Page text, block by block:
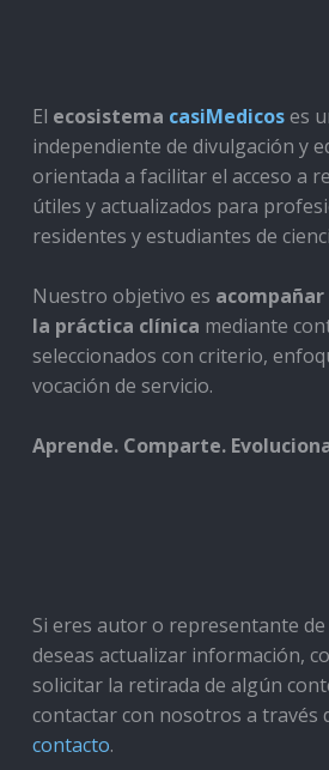
El ecosistema casiMedicoses
independiente de divulgación y
orientada a facilitar el acceso a
útiles y actualizados para
residentes y estudiantes de
Nuestro objetivo es
la práctica clínica mediante
seleccionados con criterio,
vocación de servicio.
Aprende. Comparte.
Si eres autor o representante
deseas actualizar información,
solicitar la retirada de algún
contactar con nosotros a través
contacto.